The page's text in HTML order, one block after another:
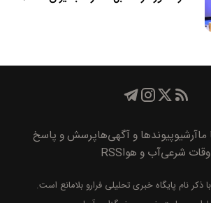
ماآرشیوپیوند‌ها و آگهی‌هاپرسش و پاسخ
شرعیآب و هواRSS
ذکر نام پايگاه خبری تحليلی فرارو بلامانع است.